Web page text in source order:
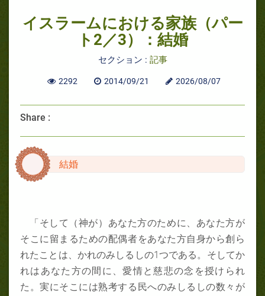
イスラームにおける家族（パー
ト2／3）：結婚
セクション : 記事
2292 2014/09/21 2026/08/07
Share :
結婚
「そして（神が）あなた方のために、あなた方が
そこに留まるための配偶者をあなた方自身から創ら
れたことは、かれのみしるしの1つである。そしてか
れはあなた方の間に、愛情と慈悲の念を授けられ
た。実にそこには熟考する民へのみしるしの数々が